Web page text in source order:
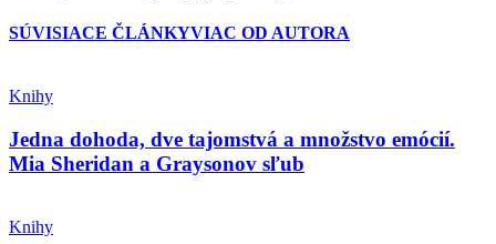
SÚVISIACE ČLÁNKYVIAC OD AUTORA
Knihy
Jedna dohoda, dve tajomstvá a množstvo emócií.
Mia Sheridan a Graysonov sľub
Knihy